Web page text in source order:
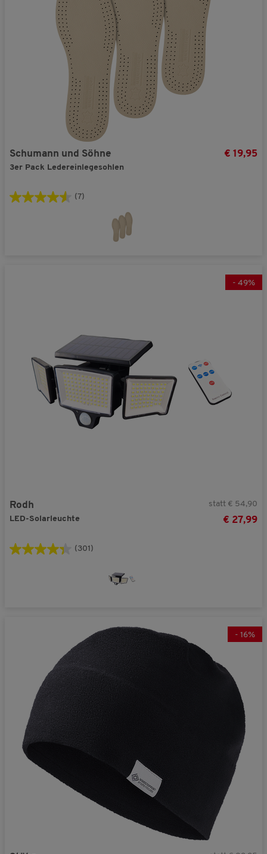
Schumann und Söhne
3er Pack Ledereinlegesohlen
€ 19,95
(7)
- 49%
Rodh
LED-Solarleuchte
statt € 54,90
€ 27,99
(301)
- 16%